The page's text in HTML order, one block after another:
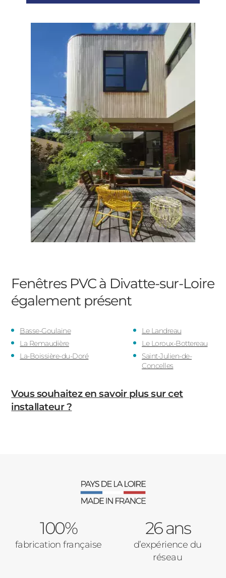
Fenêtres PVC à Divatte-sur-Loire
également présent
Basse-Goulaine
La Remaudière
La-Boissière-du-Doré
Le Landreau
Le Loroux-Bottereau
Saint-Julien-de-
Concelles
Vous souhaitez en savoir plus sur cet
installateur ?
100%
fabrication française
26 ans
d’expérience du
réseau